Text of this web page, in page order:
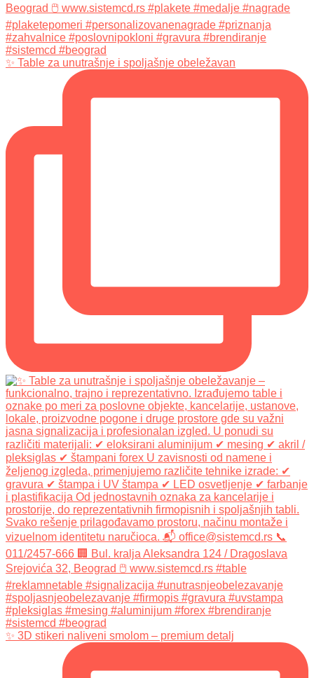
✨ Table za unutrašnje i spoljašnje obeležavan
✨ 3D stikeri naliveni smolom – premium detalj